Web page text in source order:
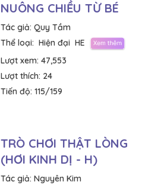
NUÔNG CHIỀU TỪ BÉ
Tác giả: Quy Tầm
Thể loại: Hiện đại HE
Lượt xem: 47,553
Lượt thích: 24
Tiến độ: 115/159
TRÒ CHƠI THẬT LÒNG
(HƠI KINH DỊ - H)
Tác giả: Nguyên Kim